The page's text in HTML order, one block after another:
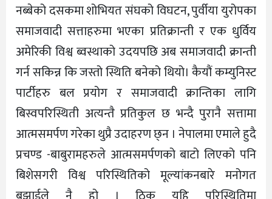
नब्बेको दसकमा शोभियत संघको विघटन, पुर्वीया युरोपका
समाजवादी सत्ताहरुमा भएका प्रतिक्रान्ती र एक धुर्विय
अमेरिकी विश्व ब्वस्थाको उदयपछि अब समाजवादी क्रान्ती
गर्न सकिन्न कि जस्तो स्थिति बनेको थियो। कैयौं कम्युनिस्ट
पार्टीहरु बल प्रयोग र समाजवादी क्रान्तिका लागि
बिस्वपरिस्थिती अत्यन्तै प्रतिकुल छ भन्दै पुरानै सत्तामा
आत्मसमर्पण गरेका थुप्रै उदाहरण छ्न । नेपालमा एमाले हुदै
प्रचण्ड -बाबुरामहरुले आत्मसमर्पणको बाटो लिएको पनि
बिशेसगरी विश्व परिस्थितिको मूल्यांकनबारे मनोगत